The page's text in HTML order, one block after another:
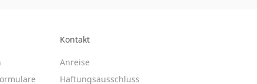
Kontakt
Anreise
Haftungsausschluss